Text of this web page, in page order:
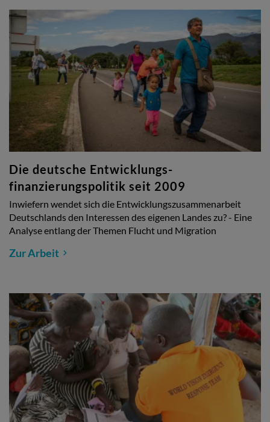
Die deutsche Entwicklungs-
finanzierungspolitik seit 2009
Inwiefern wendet sich die Entwicklungszusammenarbeit
Deutschlands den Interessen des eigenen Landes zu? - Eine
Analyse entlang der Themen Flucht und Migration
Zur Arbeit